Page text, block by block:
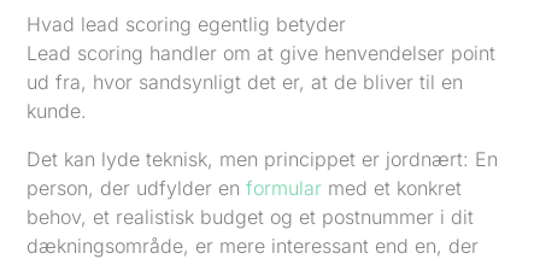
Hvad lead scoring egentlig betyder
Lead scoring handler om at give henvendelser point
ud fra, hvor sandsynligt det er, at de bliver til en
kunde.
Det kan lyde teknisk, men princippet er jordnært: En
person, der udfylder enformular med et konkret
behov, et realistisk budget og et postnummer i dit
dækningsområde, er mere interessant end en, der